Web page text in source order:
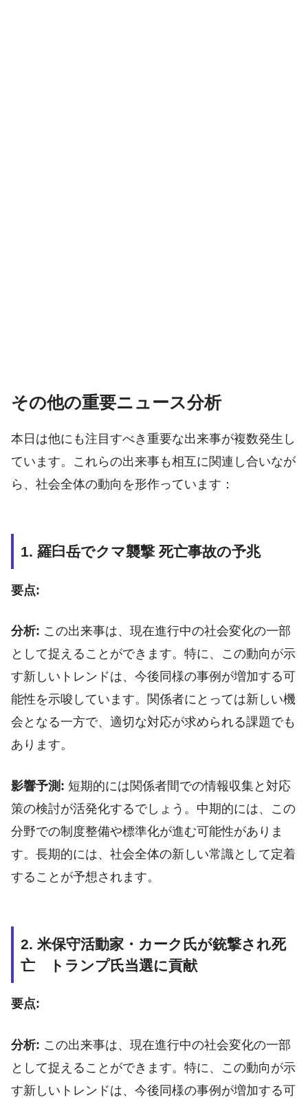
その他の重要ニュース分析
本日は他にも注目すべき重要な出来事が複数発生し
ています。これらの出来事も相互に関連し合いなが
ら、社会全体の動向を形作っています：
1. 羅臼岳でクマ襲撃 死亡事故の予兆
要点:
分析: この出来事は、現在進行中の社会変化の一部
として捉えることができます。特に、この動向が示
す新しいトレンドは、今後同様の事例が増加する可
能性を示唆しています。関係者にとっては新しい機
会となる一方で、適切な対応が求められる課題でも
あります。
影響予測: 短期的には関係者間での情報収集と対応
策の検討が活発化するでしょう。中期的には、この
分野での制度整備や標準化が進む可能性がありま
す。長期的には、社会全体の新しい常識として定着
することが予想されます。
2. 米保守活動家・カーク氏が銃撃され死
亡 トランプ氏当選に貢献
要点:
分析: この出来事は、現在進行中の社会変化の一部
として捉えることができます。特に、この動向が示
す新しいトレンドは、今後同様の事例が増加する可